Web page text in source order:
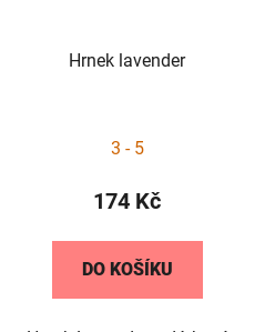
Hrnek lavender
3 - 5
174 Kč
DO KOŠÍKU